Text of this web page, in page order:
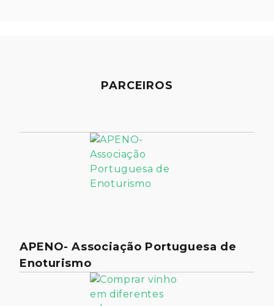
PARCEIROS
APENO- Associação Portuguesa de
Enoturismo